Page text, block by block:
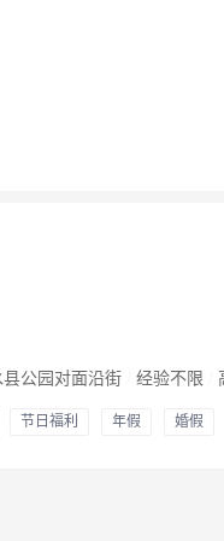
县公园对面沿街 经验不限
节日福利 年假 婚假